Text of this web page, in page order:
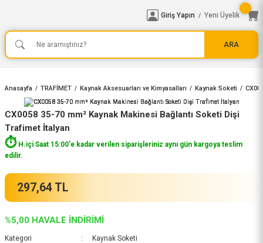
ARA
Giriş Yapın / Yeni Üyelik
Anasayfa TRAFİMET Kaynak Aksesuarları ve Kimyasalları Kaynak Soketi
CX0058 35-70 mm² Kaynak Makinesi Bağlantı Soketi Dişi
Trafimet İtalyan
⏱️H.içi Saat 15:00'e kadar verilen siparişleriniz aynı gün kargoya teslim
edilir.
297,64 TL
%5,00 HAVALE İNDİRİMİ
Kategori
Kaynak Soketi